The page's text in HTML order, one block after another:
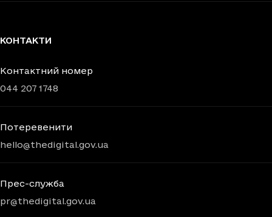
КОНТАКТИ
Контактний номер
044 207 1748
Потеревенити
hello@thedigital.gov.ua
Прес-служба
pr@thedigital.gov.ua